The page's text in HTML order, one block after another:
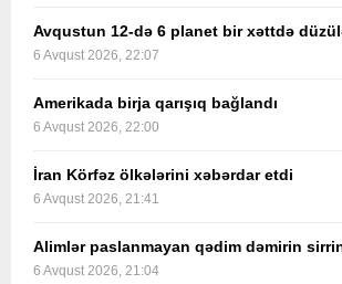
Avqustun 12-də 6 planet bir xəttdə
6 Avqust 2026, 22:07
Amerikada birja qarışıq bağlandı
6 Avqust 2026, 22:00
İran Körfəz ölkələrini xəbərdar etdi
6 Avqust 2026, 21:41
Alimlər paslanmayan qədim dəmirin
6 Avqust 2026, 21:04